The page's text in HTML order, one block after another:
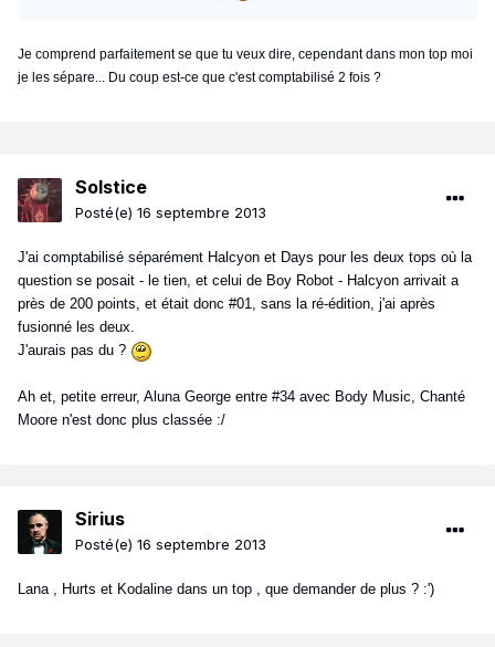
Je comprend parfaitement se que tu veux dire, cependant dans mon top moi
je les sépare... Du coup est-ce que c'est comptabilisé 2 fois ?
Solstice
Posté(e) 16 septembre 2013
J'ai comptabilisé séparément Halcyon et Days pour les deux tops où la
question se posait - le tien, et celui de Boy Robot - Halcyon arrivait a
près de 200 points, et était donc #01, sans la ré-édition, j'ai après
fusionné les deux.
J'aurais pas du ?
Ah et, petite erreur, Aluna George entre #34 avec Body Music, Chanté
Moore n'est donc plus classée :/
Sirius
Posté(e) 16 septembre 2013
Lana , Hurts et Kodaline dans un top , que demander de plus ? :')